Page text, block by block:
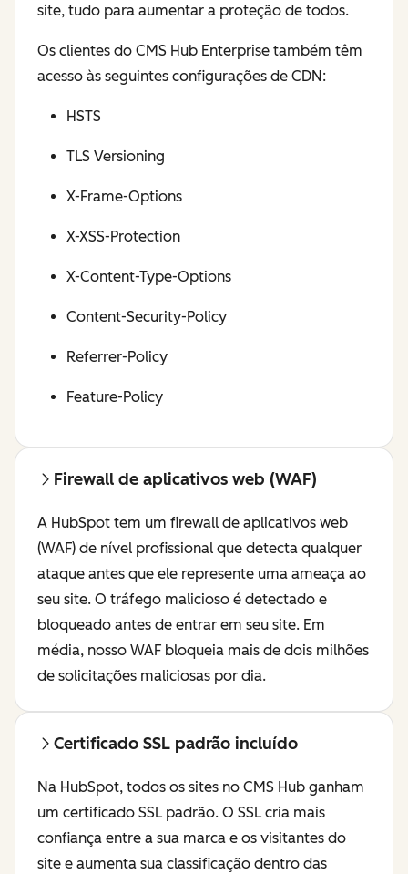
site, tudo para aumentar a proteção de todos.
Os clientes do CMS Hub Enterprise também têm
acesso às seguintes configurações de CDN:
HSTS
TLS Versioning
X-Frame-Options
X-XSS-Protection
X-Content-Type-Options
Content-Security-Policy
Referrer-Policy
Feature-Policy
Firewall de aplicativos web (WAF)
A HubSpot tem um firewall de aplicativos web
(WAF) de nível profissional que detecta qualquer
ataque antes que ele represente uma ameaça ao
seu site. O tráfego malicioso é detectado e
bloqueado antes de entrar em seu site. Em
média, nosso WAF bloqueia mais de dois milhões
de solicitações maliciosas por dia.
Certificado SSL padrão incluído
Na HubSpot, todos os sites no CMS Hub ganham
um certificado SSL padrão. O SSL cria mais
confiança entre a sua marca e os visitantes do
site e aumenta sua classificação dentro das